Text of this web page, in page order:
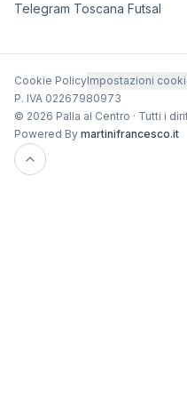
Telegram Toscana Futsal
Cookie PolicyImpostazioni
P. IVA 02267980973
© 2026 Palla al Centro · Tutti i
Powered By martinifrancesco.it